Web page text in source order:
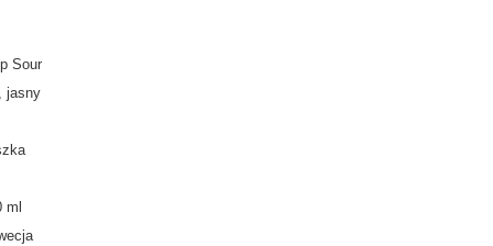
Sour
jasny
ml